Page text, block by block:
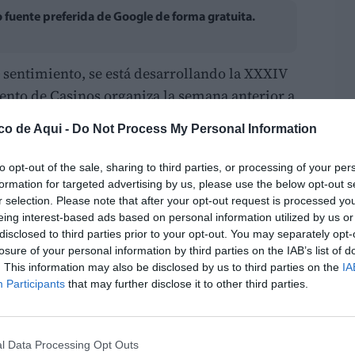
de Aqui - Do Not Process My Personal Information
opt-out of the sale, sharing to third parties, or processing of your
for targeted advertising by us, please use the below opt-out
selection. Please note that after your opt-out request is processed
interest-based ads based on personal information utilized by us
to third parties prior to your opt-out. You may separately
of your personal information by third parties on the IAB’s list of
This information may also be disclosed by us to third parties on the
Participants that may further disclose it to other third parties.
Data Processing Opt Outs
fuente preferida de Google de forma gratuita.
se está desarrollando la XXXIV
de Casinos organiza la semana anterior a
primeros días que se han llevado a
de las entidades deportivas sobre las
información, tanto de la Peña
Casinos.
de trofeos y medallas para los
del mes de julio y los cursos de
la Voz KIDS, fue una explosión de música,
gran anfiteatro de esta semana
escenario instalado entre el horno que